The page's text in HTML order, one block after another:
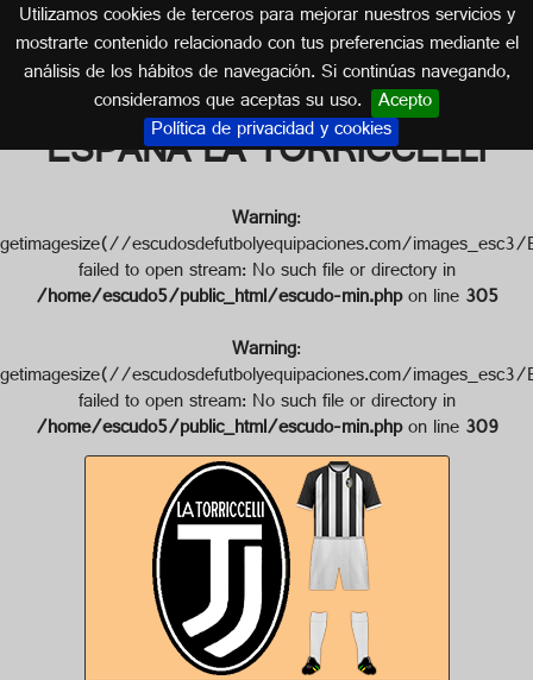
Utilizamos cookies de terceros para mejorar nuestros servicios y
mostrarte contenido relacionado con tus preferencias mediante el
análisis de los hábitos de navegación. Si continúas navegando,
consideramos que aceptas su uso. Acepto
Política de privacidad y cookies
Escudo de A. JUVENTUS
ESPAÑA LA TORRICCELLI
ARAGÓN
Warning:
getimagesize(//escudosdefutbolyequipaciones.com/
failed to open stream: No such file or directory in
/home/escudo5/public_html/escudo-min.phpon line305
Warning:
getimagesize(//escudosdefutbolyequipaciones.com/
failed to open stream: No such file or directory in
/home/escudo5/public_html/escudo-min.phpon line309